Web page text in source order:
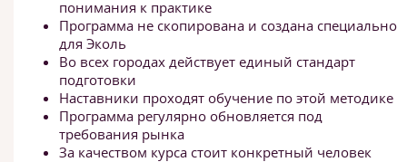
понимания к практике
Программа не скопирована и создана специально
для Эколь
Во всех городах действует единый стандарт
подготовки
Наставники проходят обучение по этой методике
Программа регулярно обновляется под
требования рынка
За качеством курса стоит конкретный человек